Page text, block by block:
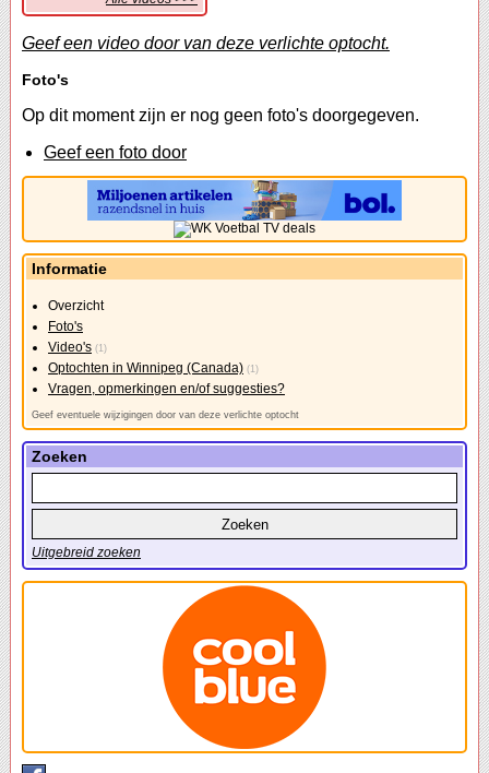
Geef een video door van deze verlichte optocht.
Foto's
Op dit moment zijn er nog geen foto's doorgegeven.
Geef een foto door
Informatie
Overzicht
Foto's
Video's (1)
Optochten in Winnipeg (Canada) (1)
Vragen, opmerkingen en/of suggesties?
Geef eventuele wijzigingen door van deze verlichte optocht
Zoeken
Uitgebreid zoeken